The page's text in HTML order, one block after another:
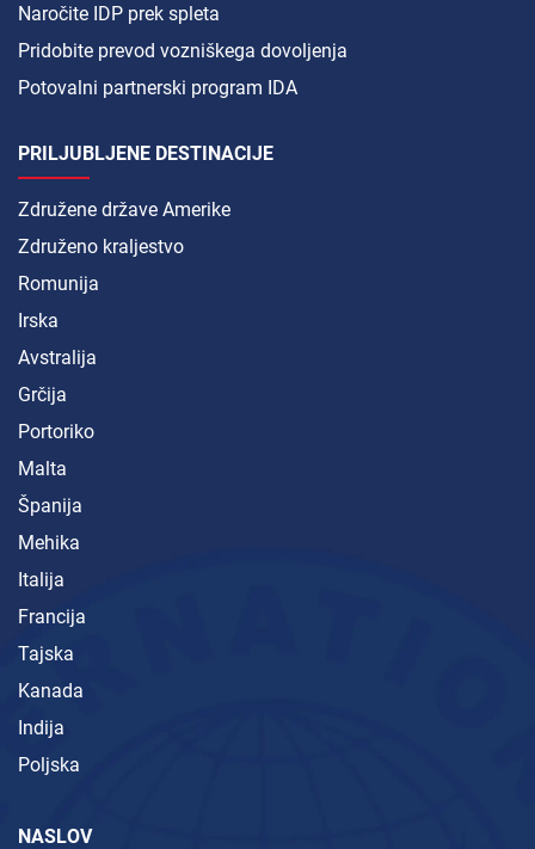
Naročite IDP prek spleta
Pridobite prevod vozniškega dovoljenja
Potovalni partnerski program IDA
PRILJUBLJENE DESTINACIJE
Združene države Amerike
Združeno kraljestvo
Romunija
Irska
Avstralija
Grčija
Portoriko
Malta
Španija
Mehika
Italija
Francija
Tajska
Kanada
Indija
Poljska
NASLOV